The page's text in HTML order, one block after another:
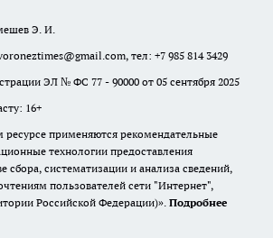
Э. И.
тел: +7 985 814 3429
ЭЛ № ФС 77 - 90000 от 05 сентября 2025
16+
применяются рекомендательные
технологии предоставления
сбора, систематизации и анализа сведений,
пользователей сети "Интернет",
Российской Федерации)». Подробнее